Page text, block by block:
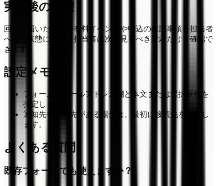
実行後の状態
回答が届いた時点で有料イベントや申込の確認事項を担当者
へ渡す状態になり、担当者は次に見るべき対応だけを確認で
きます。
設定メモ
フォームのメールアドレス欄と本文または選択肢欄を
指定します。
通知先や記録先がある場合は、最初に接続先を確認し
ます。
よくある質問
既存フォームでも使えますか？